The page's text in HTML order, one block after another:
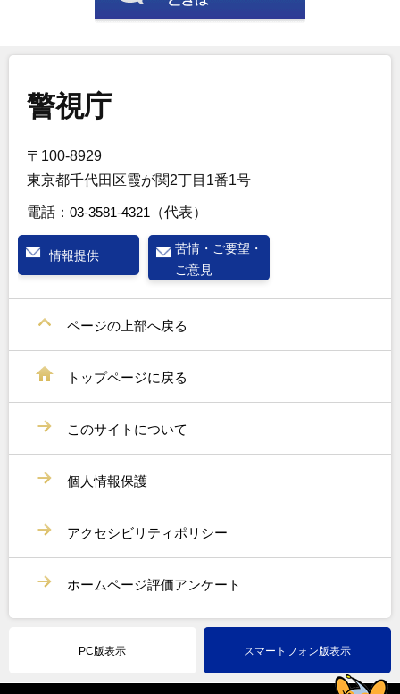
警視庁
〒100-8929
東京都千代田区霞が関2丁目1番1号
電話： 03-3581-4321 （代表）
情報提供
苦情・ご要望・
ご意見
ページの上部へ戻る
トップページに戻る
このサイトについて
個人情報保護
アクセシビリティポリシー
ホームページ評価アンケート
PC版表示 スマートフォン版表示